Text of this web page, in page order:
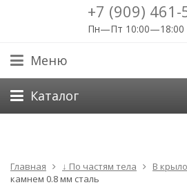
+7 (909) 461-
Пн—Пт 10:00—18:00
Меню
Каталог
Главная ↓ По частям тела В
камнем 0.8 мм сталь